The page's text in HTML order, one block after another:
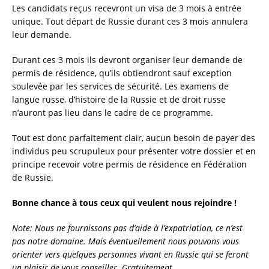
Les candidats reçus recevront un visa de 3 mois à entrée
unique. Tout départ de Russie durant ces 3 mois annulera
leur demande.
Durant ces 3 mois ils devront organiser leur demande de
permis de résidence, qu’ils obtiendront sauf exception
soulevée par les services de sécurité. Les examens de
langue russe, d’histoire de la Russie et de droit russe
n’auront pas lieu dans le cadre de ce programme.
Tout est donc parfaitement clair, aucun besoin de payer des
individus peu scrupuleux pour présenter votre dossier et en
principe recevoir votre permis de résidence en Fédération
de Russie.
Bonne chance à tous ceux qui veulent nous rejoindre !
Note: Nous ne fournissons pas d’aide à l’expatriation, ce n’est
pas notre domaine. Mais éventuellement nous pouvons vous
orienter vers quelques personnes vivant en Russie qui se feront